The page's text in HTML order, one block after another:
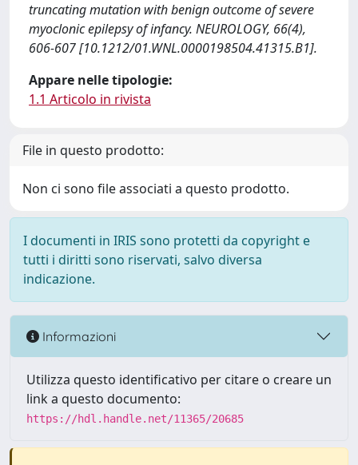
truncating mutation with benign outcome of severe
myoclonic epilepsy of infancy. NEUROLOGY, 66(4),
606-607 [10.1212/01.WNL.0000198504.41315.B1].
Appare nelle tipologie:
1.1 Articolo in rivista
File in questo prodotto:
Non ci sono file associati a questo prodotto.
I documenti in IRIS sono protetti da copyright e
tutti i diritti sono riservati, salvo diversa
indicazione.
Informazioni
Utilizza questo identificativo per citare o creare un
link a questo documento:
https://hdl.handle.net/11365/20685